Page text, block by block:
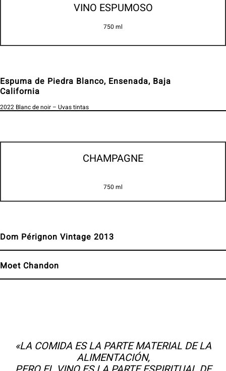
VINO ESPUMOSO
750 ml
Espuma de Piedra Blanco, Ensenada, Baja
California
2022 Blanc de noir – Uvas tintas
CHAMPAGNE
750 ml
Dom Pérignon Vintage 2013
Moet Chandon
«LA COMIDA ES LA PARTE MATERIAL DE LA
ALIMENTACIÓN,